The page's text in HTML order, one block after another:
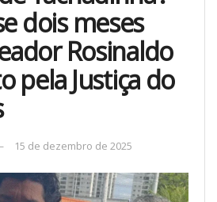
dois meses
Rosinaldo
pela Justiça do
15 de dezembro de 2025